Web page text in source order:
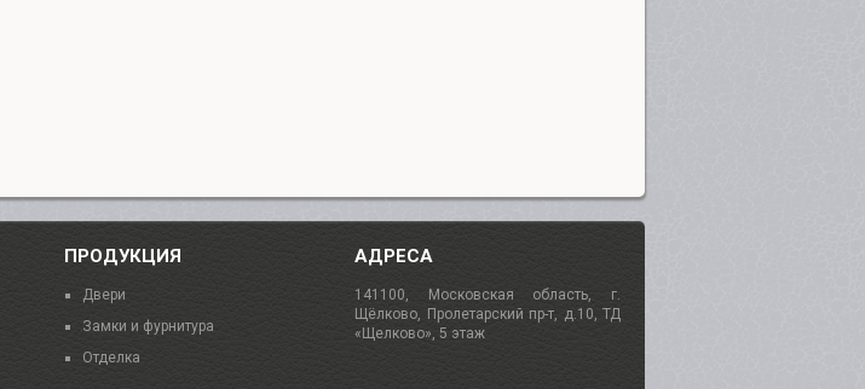
ПРОДУКЦИЯ
Двери
Замки и фурнитура
Отделка
АДРЕСА
141100, Московская область, г.
Щёлково, Пролетарский пр-т, д.10, ТД
«Щелково», 5 этаж